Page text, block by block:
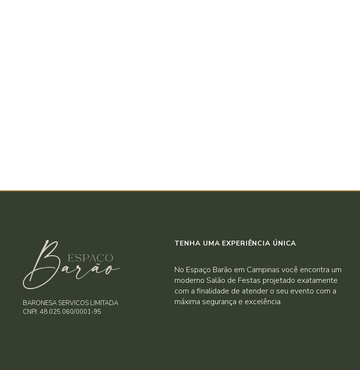
BARONESA SERVICOS LIMITADA
CNPJ: 48.025.060/0001-95
TENHA UMA EXPERIÊNCIA ÚNICA
No Espaço Barão em Campinas você encontra um
moderno Salão de Festas projetado exatamente
com a finalidade de atender o seu evento com a
máxima segurança e excelência.